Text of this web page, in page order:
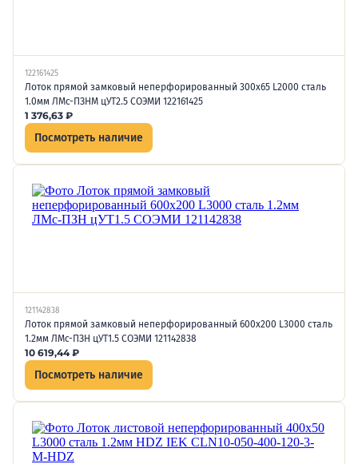
122161425
Лоток прямой замковый неперфорированный 300х65 L2000 сталь
1.0мм ЛМс-ПЗНМ цУТ2.5 СОЭМИ 122161425
1 376,63 ₽
Посмотреть наличие
121142838
Лоток прямой замковый неперфорированный 600х200 L3000 сталь
1.2мм ЛМс-ПЗН цУТ1.5 СОЭМИ 121142838
10 619,44₽
Посмотреть наличие